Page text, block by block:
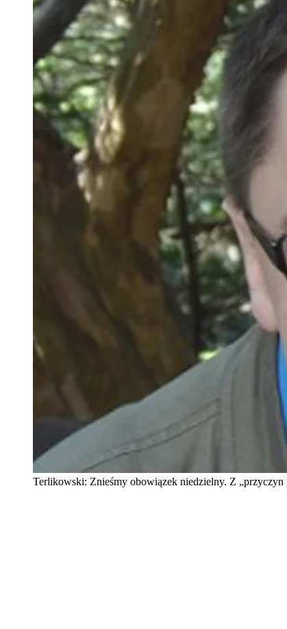
Terlikowski: Znieśmy obowiązek niedzielny. Z „przyczyn